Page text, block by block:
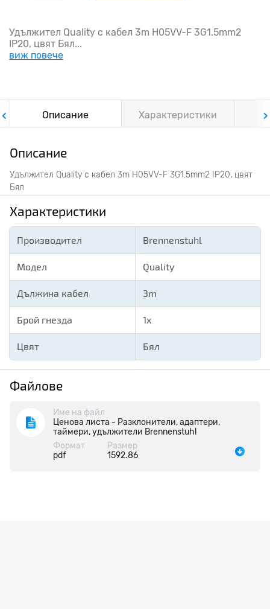
Удължител Quality с кабел 3m H05VV-F 3G1.5mm2
IP20, цвят Бял...
виж повече
Описание Характеристики
Описание
Удължител Quality с кабел 3m H05VV-F 3G1.5mm2 IP20, цвят
Бял
Характеристики
Производител Brennenstuhl
Модел Quality
Дължина кабел 3m
Брой гнезда 1х
Цвят Бял
Файлове
Име на файл
Ценова листа - Разклонители, адаптери,
таймери, удължители Brennenstuhl
Формат
pdf
Размер
1592.86